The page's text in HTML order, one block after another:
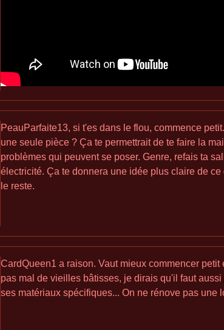
PeauParfaite13, si t'es dans le flou, commence
une seule pièce ? Ça te permettrait de te faire la
problèmes qui peuvent se poser. Genre, refais ta
électricité. Ça te donnera une idée plus claire de
le reste.
CardQueen1 a raison. Vaut mieux commencer
pas mal de vieilles bâtisses, je dirais qu'il faut
ses matériaux spécifiques... On ne rénove pas une